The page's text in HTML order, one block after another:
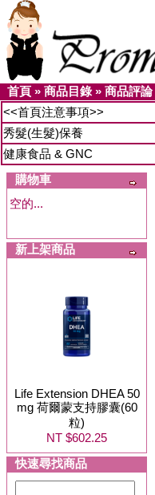
首頁 » 商品目錄» 商品評論
<<首頁注意事項>>
秀髮(生髮)保養
健康食品 & GNC
購物車
空的...
新上架商品
Life Extension DHEA 50
mg 荷爾蒙支持膠囊(60
粒)
NT $602.25
快速尋找商品